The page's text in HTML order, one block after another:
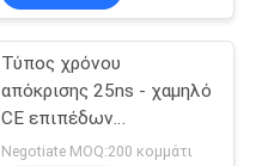
Τύπος χρόνου
απόκρισης 25ns - χαμηλό
CE επιπέδων
προστασίας προστάτη 2
Negotiate MOQ:200 κομμάτι